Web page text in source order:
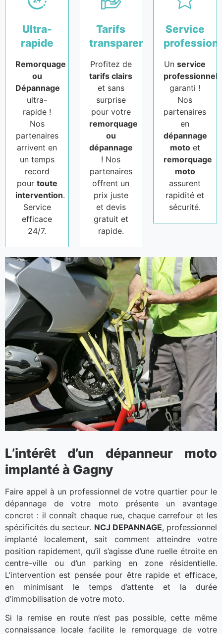
Ultra-
rapide
Remorquage
ou
Dépannage
ultra-
rapide !
Nos
partenaires
arrivent en
un temps
record
pour toute
intervention.
Service
efficace
24/7.
Tarifs
transparents
Profitez de
tarifs clairs
et sans
surprise
pour votre
remorquage
ou
dépannage
! Nos
partenaires
offrent un
prix juste
et devis
gratuit et
rapide.
Service
Unservice
professionnel
garanti !
Nos
partenaires
en
dépannage
motoet
remorquage
moto
assurent
rapidité et
sécurité.
L’intérêt d’un dépanneur moto
implanté à Gagny
Faire appel à un professionnel de votre quartier pour le
dépannage de votre moto présente un avantage
concret : il connaît chaque rue, chaque carrefour et les
spécificités du secteur. NCJ DEPANNAGE, professionnel
implanté localement, sait comment atteindre votre
position rapidement, qu’il s’agisse d’une ruelle étroite en
centre-ville ou d’un parking en zone résidentielle.
L’intervention est pensée pour être rapide et efficace,
en minimisant le temps d’attente et la durée
d’immobilisation de votre moto.
Si la remise en route n’est pas possible, cette même
connaissance locale facilite le remorquage de votre